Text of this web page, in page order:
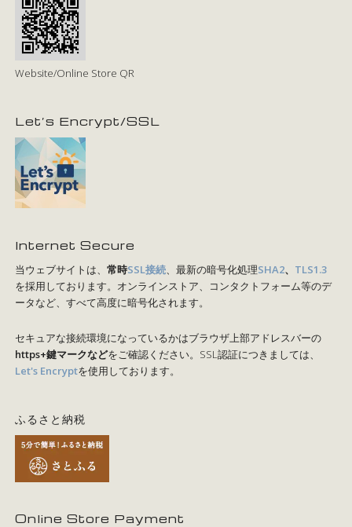
Website/Online Store QR
Let’s Encrypt/SSL
Internet Secure
当ウェブサイトは、常時SSL接続、最新の暗号化処理SHA2、 TLS1.3
を採用しております。オンラインストア、コンタクトフォーム等のデ
ータなど、すべて高度に暗号化されます。
セキュアな接続環境になっているかはブラウザ上部アドレスバーの
https+鍵マークなどをご確認ください。SSL認証につきましては、
Let's Encryptを使用しております。
ふるさと納税
Online Store Payment